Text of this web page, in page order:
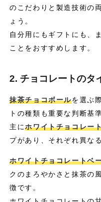
のこだわりと製造技術の
ょう。
自分用にもギフトにも、
ことをおすすめします。
2. チョコレートのタ
抹茶チョコボールを選ぶ
トの種類も重要な判断基
主にホワイトチョコレー
プがあり、それぞれ異な
ホワイトチョコレートベ
クのまろやかさと抹茶の
徴です。